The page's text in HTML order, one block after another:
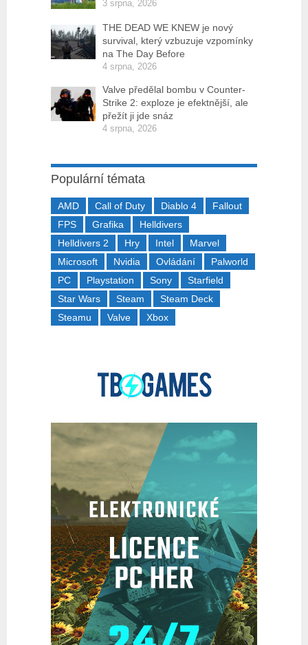
3 srpna, 2026
THE DEAD WE KNEW je nový
survival, který vzbuzuje vzpomínky
na The Day Before
4 srpna, 2026
Valve předělal bombu v Counter-
Strike 2: exploze je efektnější, ale
přežít ji jde snáz
4 srpna, 2026
Populární témata
AMD Call of Duty Diablo 4
Fallout
FPS
Grafika
Helldivers
Helldivers 2
Hry Intel
Marvel
Microsoft
Nvidia Ovládání
Palworld
PC
Playstation Sony
Starfield
Star Wars
Steam
Steam Deck
Steamu
Valve Xbox